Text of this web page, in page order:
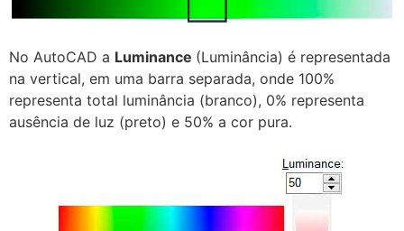
No AutoCAD a Luminance (Luminância) é representada
na vertical, em uma barra separada, onde 100%
representa total luminância (branco), 0% representa
ausência de luz (preto) e 50% a cor pura.